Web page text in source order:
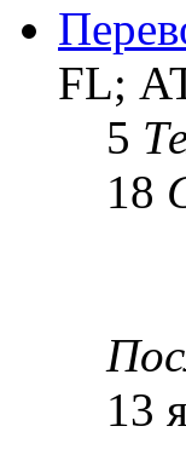
FL;
5
18
13